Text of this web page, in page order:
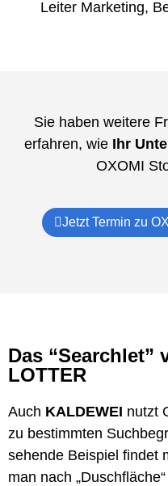
Leiter Marketing,
Sie haben weitere
erfahren, wie Ihr
OXOMI
Jetzt Termin zu
Das “Searchlet”
LOTTER
Auch KALDEWEI nutzt
zu bestimmten
sehende Beispiel findet
man nach